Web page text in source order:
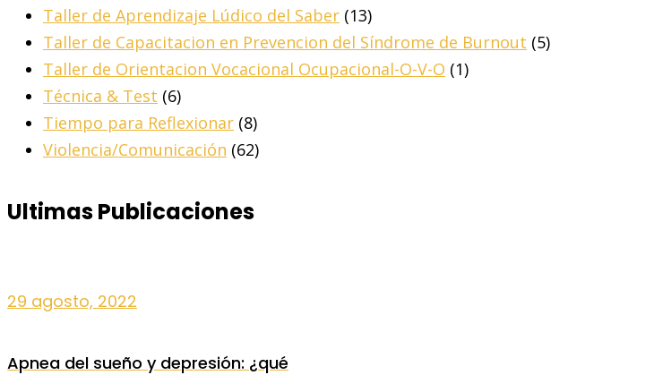
Taller de Aprendizaje Lúdico del Saber (13)
Taller de Capacitacion en Prevencion del Síndrome de Burnout (5)
Taller de Orientacion Vocacional Ocupacional-O-V-O (1)
Técnica & Test (6)
Tiempo para Reflexionar (8)
Violencia/Comunicación (62)
Ultimas Publicaciones
29 agosto, 2022
Apnea del sueño y depresión: ¿qué